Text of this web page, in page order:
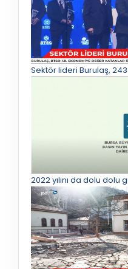
Sektör lideri Burulaş,
2022 yılını da dolu dolu